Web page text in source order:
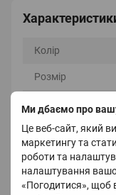
Ми дбаємо про
Це веб-сайт, який
маркетингу та
роботи та
налаштування
«Погодитися», щоб
Колір
Розмір
Країна-виробник
Вага
Опис